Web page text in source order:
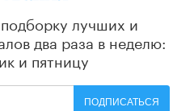
лучших и
два раза в неделю:
и пятницу
ПОДПИСАТЬСЯ